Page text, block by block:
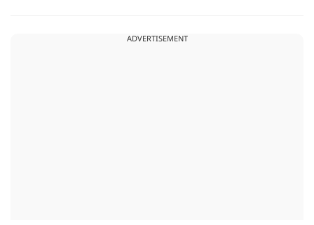
ADVERTISEMENT